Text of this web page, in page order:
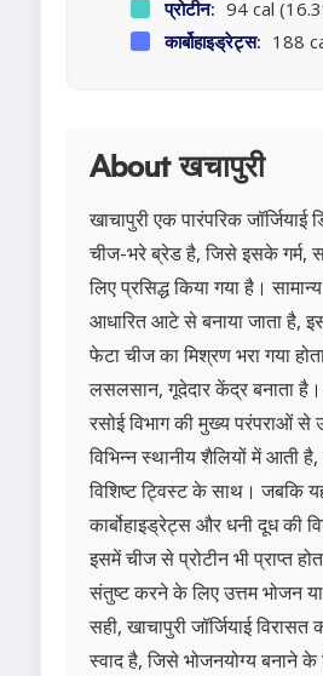
प्रोटीन: 94 cal
कार्बोहाइड्रेट्स: 188
About खचापुरी
खाचापुरी एक पारंपरिक जॉर्जियाई
चीज-भरे ब्रेड है, जिसे इसके गर्म,
लिए प्रसिद्ध किया गया है।
आधारित आटे से बनाया जाता है,
फेटा चीज का मिश्रण भरा गया
लसलसान, गूदेदार केंद्र बनाता है।
रसोई विभाग की मुख्य परंपराओं से
विभिन्न स्थानीय शैलियों में आती
विशिष्ट ट्विस्ट के साथ। जबकि
कार्बोहाइड्रेट्स और धनी दूध की
इसमें चीज से प्रोटीन भी प्राप्त
संतुष्ट करने के लिए उत्तम भोजन
सही, खाचापुरी जॉर्जियाई विरासत
स्वाद है, जिसे भोजनयोग्य बनाने